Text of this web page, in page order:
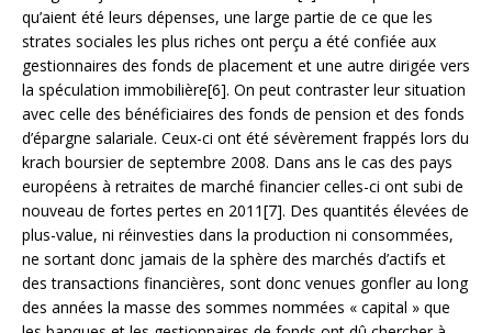
qu’aient été leurs dépenses, une large partie de ce que les
strates sociales les plus riches ont perçu a été confiée aux
gestionnaires des fonds de placement et une autre dirigée vers
la spéculation immobilière[6]. On peut contraster leur situation
avec celle des bénéficiaires des fonds de pension et des fonds
d’épargne salariale. Ceux-ci ont été sévèrement frappés lors du
krach boursier de septembre 2008. Dans ans le cas des pays
européens à retraites de marché financier celles-ci ont subi de
nouveau de fortes pertes en 2011[7]. Des quantités élevées de
plus-value, ni réinvesties dans la production ni consommées,
ne sortant donc jamais de la sphère des marchés d’actifs et
des transactions financières, sont donc venues gonfler au long
des années la masse des sommes nommées « capital » que